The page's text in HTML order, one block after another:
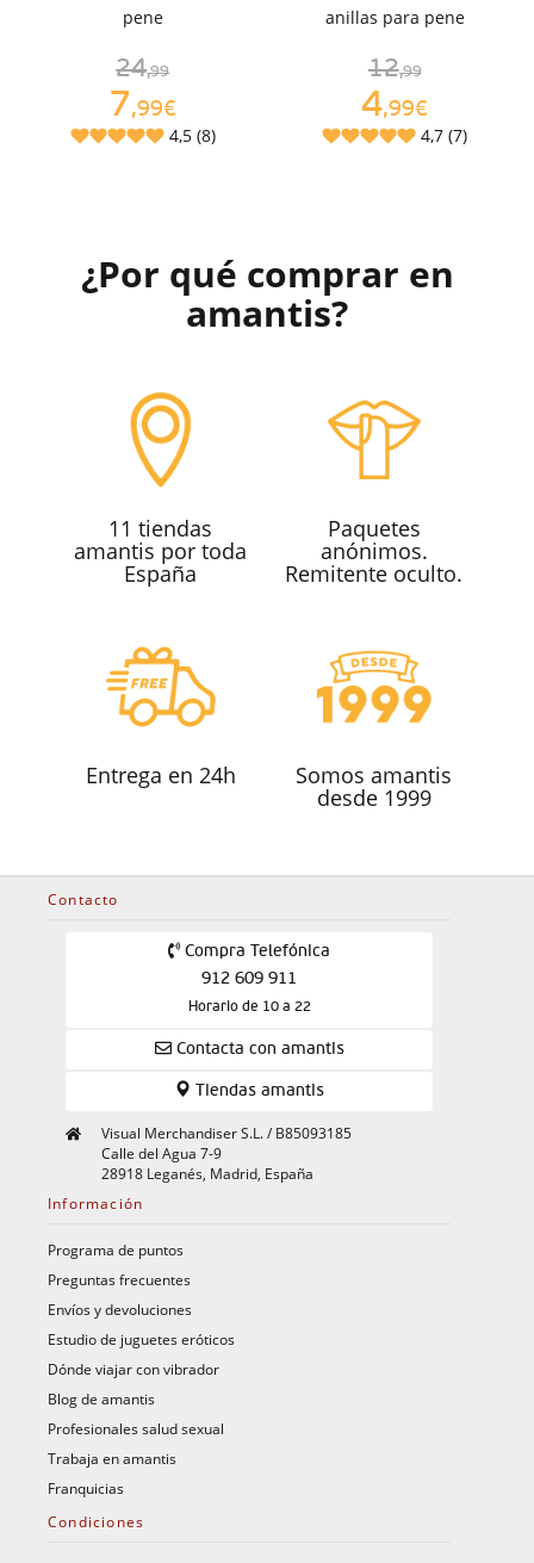
pene
24,99
7,99€
4,5 (8)
anillas para pene
12,99
4,99€
4,7 (7)
¿Por qué comprar en
amantis?
11 tiendas
amantis por toda
España
Paquetes
anónimos.
Remitente oculto.
Entrega en 24h Somos amantis
desde 1999
Contacto
Compra Telefónica
912 609 911
Horario de 10 a 22
Contacta con amantis
Tiendas amantis
Visual Merchandiser S.L. / B85093185
Calle del Agua 7-9
28918 Leganés, Madrid, España
Información
Programa de puntos
Preguntas frecuentes
Envíos y devoluciones
Estudio de juguetes eróticos
Dónde viajar con vibrador
Blog de amantis
Profesionales salud sexual
Trabaja en amantis
Franquicias
Condiciones